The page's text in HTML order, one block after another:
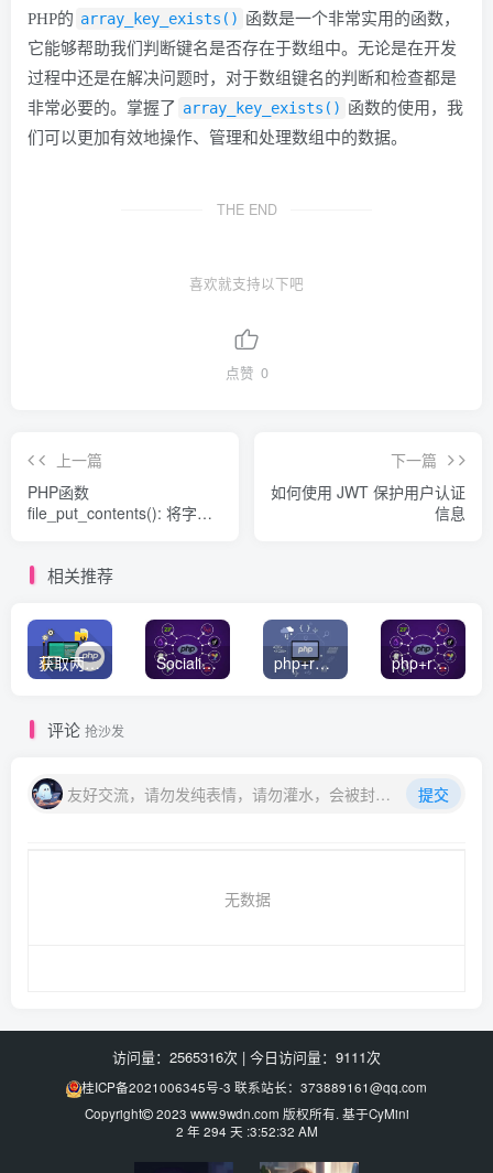
PHP的 array_key_exists() 函数是一个非常实用的函数，
它能够帮助我们判断键名是否存在于数组中。无论是在开发
过程中还是在解决问题时，对于数组键名的判断和检查都是
非常必要的。掌握了 array_key_exists() 函数的使用，我
们可以更加有效地操作、管理和处理数组中的数据。
THE END
喜欢就支持以下吧
点赞 0
上一篇
PHP函数
file_put_contents(): 将字符
下一篇
如何使用 JWT 保护用户认证
信息
相关推荐
获取两个数组的交集或者并集数据 Socialite PHP 社交登录统一解决方案 php+redis简单队列实例 php+redis实现消息队列
评论 抢沙发
友好交流，请勿发纯表情，请勿灌水，会被封号喔 提交
无数据
访问量：2565316次 | 今日访问量：9111次
桂ICP备2021006345号-3 联系站长：373889161@qq.com
Copyright
2023 www.9wdn.com 版权所有. 基于CyMini
2 年 294 天 :3:52:32 AM